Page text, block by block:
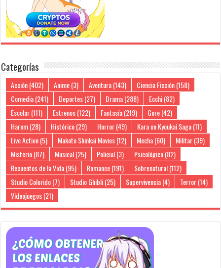
Categorías
Acción(402) Anime(3) Aventura(143) Ciencia Ficción(158)
Comedia(241) Deportes(27) Drama(288) Ecchi(82)
Escolar(111) Estrenos(122) Fantasía(219) Gore(42)
Harem(28) Histórico(29) Horror(49) Kara no Kyoukai Saga(11)
Live Action(5) Makoto Shinkai Movies(12) Mecha(60) Militar(39)
Misterio(87) Musical(25) Policial(3) Psicológico(82)
Recuentos de la Vida(95) Romance(191) Sobrenatural(112)
Studio Colorido(7) Studio Ghibli(25) Supervivencia(4) Terror(14)
Videojuegos(21)